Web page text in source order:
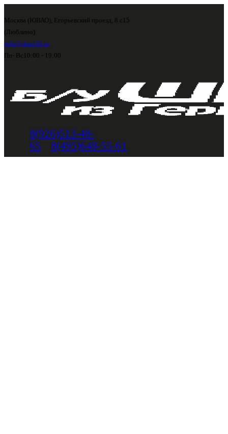
Москва (ЮВАО), Егорьевский проезд, 8 с15
(Люблино)
info@shini56.ru
Пн- Вс 10:00 - 19:00
8(926)513-48-
65
8(495)648-55-61